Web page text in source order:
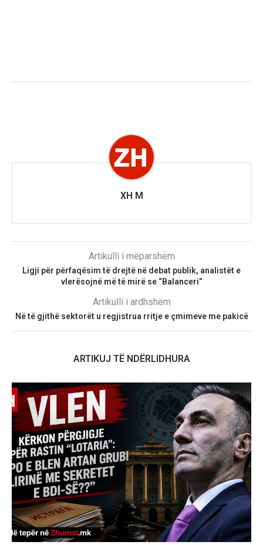
XH M
Artikulli i mëparshëm
Ligji për përfaqësim të drejtë në debat publik, analistët e
vlerësojnë më të mirë se “Balanceri”
Artikulli i ardhshëm
Në të gjithë sektorët u regjistrua rritje e çmimeve me pakicë
ARTIKUJ TË NDËRLIDHURA